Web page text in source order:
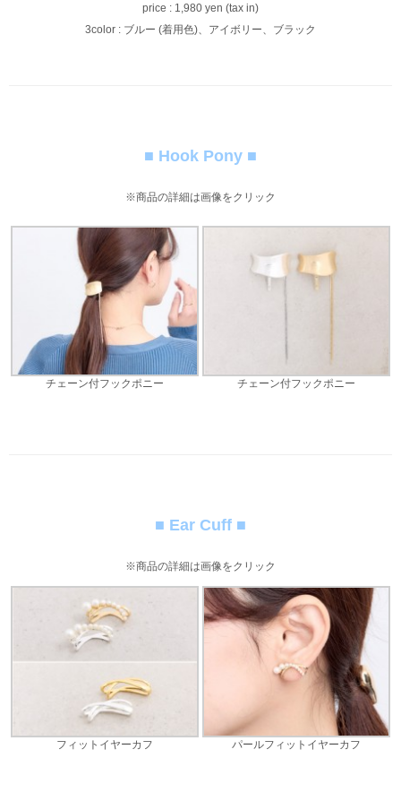
price : 1,980 yen (tax in)
3color : ブルー (着用色)、アイボリー、ブラック
■ Hook Pony ■
※商品の詳細は画像をクリック
チェーン付フックポニー チェーン付フックポニー
■ Ear Cuff ■
※商品の詳細は画像をクリック
フィットイヤーカフ パールフィットイヤーカフ